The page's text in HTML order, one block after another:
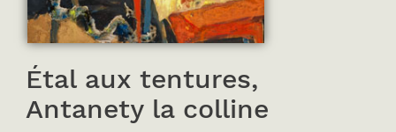
Étal aux tentures,
Antanety la colline